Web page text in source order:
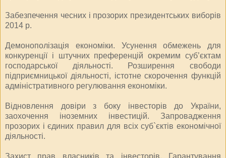
Забезпечення чесних і прозорих президентських виборів
2014 р.
Демонополізація економіки. Усунення обмежень для
конкуренції і штучних преференцій окремим суб’єктам
господарської діяльності. Розширення свободи
підприємницької діяльності, істотне скорочення функцій
адміністративного регулювання економіки.
Відновлення довіри з боку інвесторів до України,
заохочення іноземних інвестицій. Запровадження
прозорих і єдиних правил для всіх суб`єктів економічної
діяльності.
Захист прав власників та інвесторів. Гарантування